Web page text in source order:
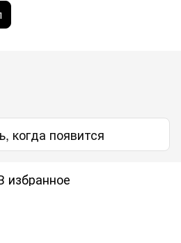
когда появится
избранное